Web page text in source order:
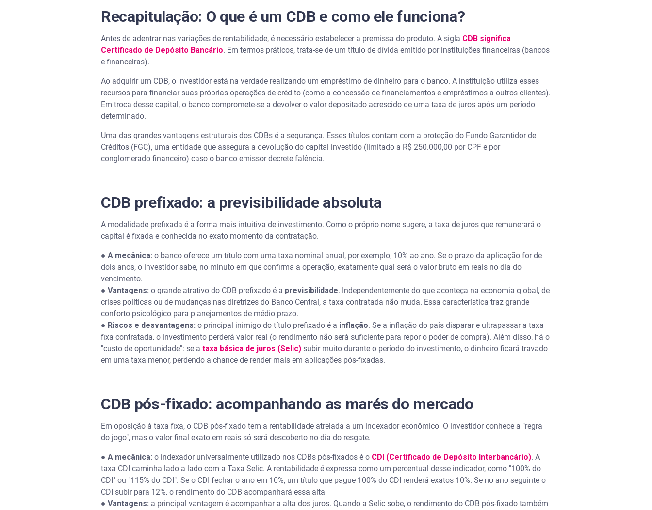
Qual CDB é mais indicado para a reserva de emergência?
Recapitulação: O que é um CDB e como ele funciona?
Antes de adentrar nas variações de rentabilidade, é necessário estabelecer a premissa do produto. A sigla CDB significa
Certificado de Depósito Bancário. Em termos práticos, trata-se de um título de dívida emitido por instituições financeiras (bancos
e financeiras).
Ao adquirir um CDB, o investidor está na verdade realizando um empréstimo de dinheiro para o banco. A instituição utiliza esses
recursos para financiar suas próprias operações de crédito (como a concessão de financiamentos e empréstimos a outros clientes).
Em troca desse capital, o banco compromete-se a devolver o valor depositado acrescido de uma taxa de juros após um período
determinado.
Uma das grandes vantagens estruturais dos CDBs é a segurança. Esses títulos contam com a proteção do Fundo Garantidor de
Créditos (FGC), uma entidade que assegura a devolução do capital investido (limitado a R$ 250.000,00 por CPF e por
conglomerado financeiro) caso o banco emissor decrete falência.
CDB prefixado: a previsibilidade absoluta
A modalidade prefixada é a forma mais intuitiva de investimento. Como o próprio nome sugere, a taxa de juros que remunerará o
capital é fixada e conhecida no exato momento da contratação.
● A mecânica: o banco oferece um título com uma taxa nominal anual, por exemplo, 10% ao ano. Se o prazo da aplicação for de
dois anos, o investidor sabe, no minuto em que confirma a operação, exatamente qual será o valor bruto em reais no dia do
vencimento.
● Vantagens: o grande atrativo do CDB prefixado é a previsibilidade. Independentemente do que aconteça na economia global, de
crises políticas ou de mudanças nas diretrizes do Banco Central, a taxa contratada não muda. Essa característica traz grande
conforto psicológico para planejamentos de médio prazo.
● Riscos e desvantagens: o principal inimigo do título prefixado é a inflação. Se a inflação do país disparar e ultrapassar a taxa
fixa contratada, o investimento perderá valor real (o rendimento não será suficiente para repor o poder de compra). Além disso, há o
"custo de oportunidade": se a taxa básica de juros (Selic) subir muito durante o período do investimento, o dinheiro ficará travado
em uma taxa menor, perdendo a chance de render mais em aplicações pós-fixadas.
CDB pós-fixado: acompanhando as marés do mercado
Em oposição à taxa fixa, o CDB pós-fixado tem a rentabilidade atrelada a um indexador econômico. O investidor conhece a "regra
do jogo", mas o valor final exato em reais só será descoberto no dia do resgate.
● A mecânica: o indexador universalmente utilizado nos CDBs pós-fixados é o CDI (Certificado de Depósito Interbancário). A
taxa CDI caminha lado a lado com a Taxa Selic. A rentabilidade é expressa como um percentual desse indicador, como "100% do
CDI" ou "115% do CDI". Se o CDI fechar o ano em 10%, um título que pague 100% do CDI renderá exatos 10%. Se no ano seguinte o
CDI subir para 12%, o rendimento do CDB acompanhará essa alta.
● Vantagens: a principal vantagem é acompanhar a alta dos juros. Quando a Selic sobe, o rendimento do CDB pós-fixado também